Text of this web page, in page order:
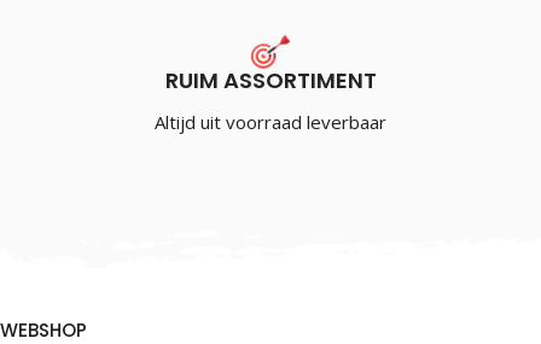
RUIM ASSORTIMENT
Altijd uit voorraad leverbaar
WEBSHOP